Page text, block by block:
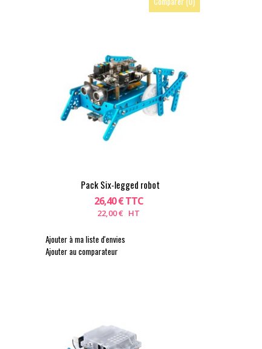
Pack Six-legged robot
26,40 € TTC
22,00 € HT
Ajouter à ma liste d'envies
Ajouter au comparateur